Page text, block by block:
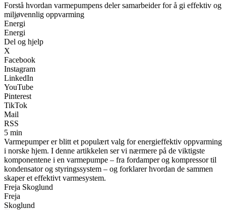
Forstå hvordan varmepumpens deler samarbeider for å gi effektiv og
miljøvennlig oppvarming
Energi
Energi
Del og hjelp
X
Facebook
Instagram
LinkedIn
YouTube
Pinterest
TikTok
Mail
RSS
5 min
Varmepumper er blitt et populært valg for energieffektiv oppvarming
i norske hjem. I denne artikkelen ser vi nærmere på de viktigste
komponentene i en varmepumpe – fra fordamper og kompressor til
kondensator og styringssystem – og forklarer hvordan de sammen
skaper et effektivt varmesystem.
Freja Skoglund
Freja
Skoglund